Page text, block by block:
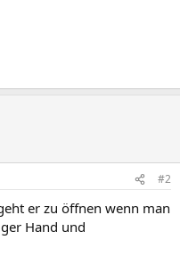
#2
er zu öffnen wenn man
Hand und